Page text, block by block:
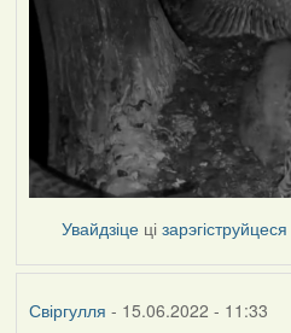
Увайдзіце цізарэгіструйцеся
Свіргулля - 15.06.2022 - 11:33